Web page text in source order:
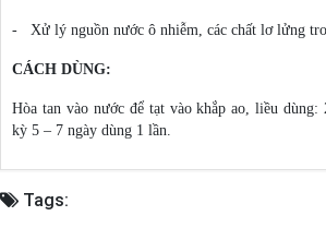
- Xử lý nguồn nước ô nhiễm, các chất lơ lửng
CÁCH DÙNG:
Hòa tan vào nước để tạt vào khắp ao, liều dùng:
kỳ 5 – 7 ngày dùng 1 lần.
Tags: